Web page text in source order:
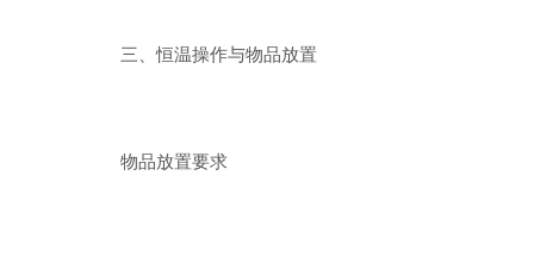
三、恒温操作与物品放置
物品放置要求